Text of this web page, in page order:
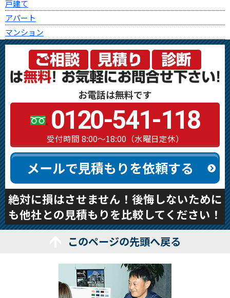
戸建て
アパート
マンション
お電話は無料です
0120-541-118
受付時間 8:00～18:00（水曜日定休）
メールで見積もりを依頼する
絶対に損はさせません！後悔しないために
も他社との見積もりを比較してください！
このページの先頭へ戻る